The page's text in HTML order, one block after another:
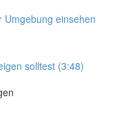
Umgebung einsehen
solltest (3:48)